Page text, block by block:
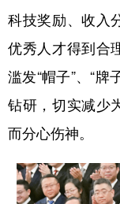
科技奖励、收入
优秀人才得到合
滥发“帽子”、“牌
钻研，切实减少
而分心伤神。